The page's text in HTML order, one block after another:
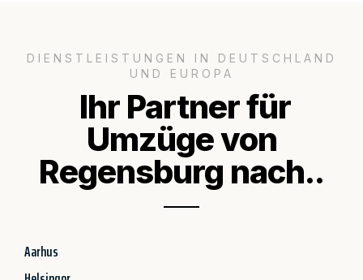
DIENSTLEISTUNGEN IN DEUTSCHLAND
UND EUROPA
Ihr Partner für
Umzüge von
Regensburg nach..
Aarhus